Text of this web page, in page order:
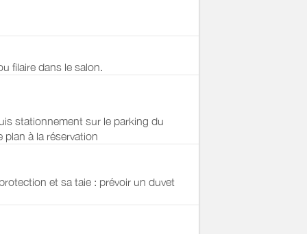
filaire dans le salon.
stationnement sur le parking du
plan à la réservation
et sa taie : prévoir un duvet